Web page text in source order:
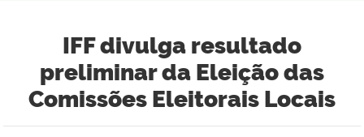
IFF divulga resultado
preliminar da Eleição das
Comissões Eleitorais Locais